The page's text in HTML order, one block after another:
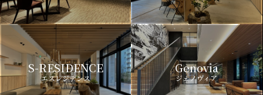
S-RESIDENCE
エスレジデンス
Genovia
ジェノヴィア